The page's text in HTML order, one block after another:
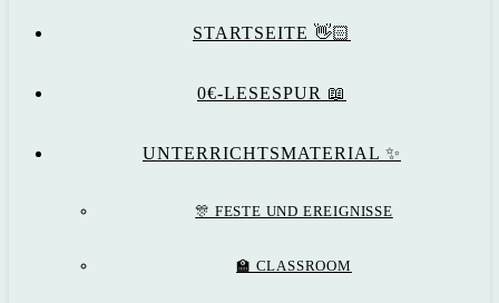
STARTSEITE 👋🏻
0€-LESESPUR 📖
UNTERRICHTSMATERIAL ✨
🎊 FESTE UND EREIGNISSE
🏫 CLASSROOM